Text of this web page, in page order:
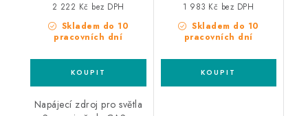
Skladem do 10
pracovních dní
2 222 Kč bez DPH
Napájecí zdroj pro světla
Skladem do 10
pracovních dní
1 983 Kč bez DPH